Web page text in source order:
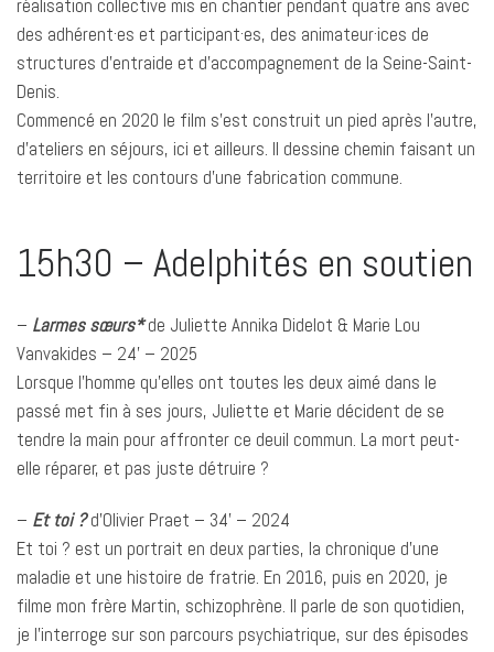
réalisation collective mis en chantier pendant quatre ans avec
des adhérent·es et participant·es, des animateur·ices de
structures d’entraide et d’accompagnement de la Seine-Saint-
Denis.
Commencé en 2020 le film s’est construit un pied après l’autre,
d’ateliers en séjours, ici et ailleurs. Il dessine chemin faisant un
territoire et les contours d’une fabrication commune.
15h30 – Adelphités en soutien
– Larmes sœurs*de Juliette Annika Didelot & Marie Lou
Vanvakides – 24’ – 2025
Lorsque l’homme qu’elles ont toutes les deux aimé dans le
passé met fin à ses jours, Juliette et Marie décident de se
tendre la main pour affronter ce deuil commun. La mort peut-
elle réparer, et pas juste détruire ?
– Et toi ?d’Olivier Praet – 34’ – 2024
Et toi ? est un portrait en deux parties, la chronique d’une
maladie et une histoire de fratrie. En 2016, puis en 2020, je
filme mon frère Martin, schizophrène. Il parle de son quotidien,
je l’interroge sur son parcours psychiatrique, sur des épisodes